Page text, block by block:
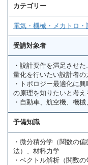
カテゴリー
電気・機械・メカトロ・
受講対象者
・設計要件を満足させ
量化を行いたい設計者の
・トポロジー最適化に
の原理を知りたいと考
・自動車、航空機、機
予備知識
・微分積分学（関数の
法）、材料力学
・ベクトル解析（関数